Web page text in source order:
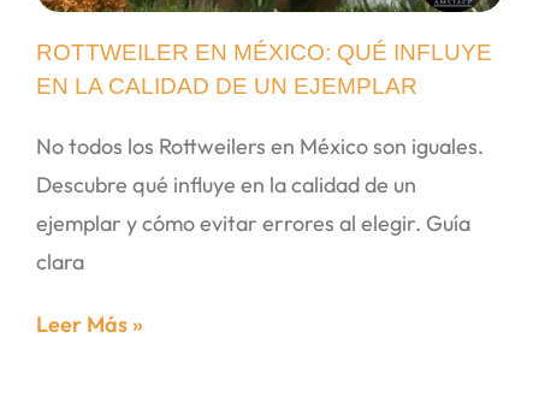
ROTTWEILER EN MÉXICO: QUÉ INFLUYE
EN LA CALIDAD DE UN EJEMPLAR
No todos los Rottweilers en México son iguales.
Descubre qué influye en la calidad de un
ejemplar y cómo evitar errores al elegir. Guía
clara
Leer Más »